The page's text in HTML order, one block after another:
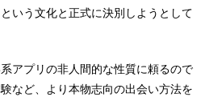
いう文化と正式に決別しようとして
アプリの非人間的な性質に頼るので
など、より本物志向の出会い方法を